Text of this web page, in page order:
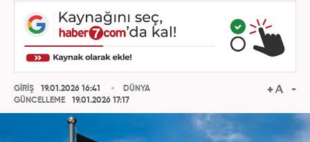
GİRİŞ
19.01.2026 16:41
GÜNCELLEME
19.01.2026 17:17
DÜNYA